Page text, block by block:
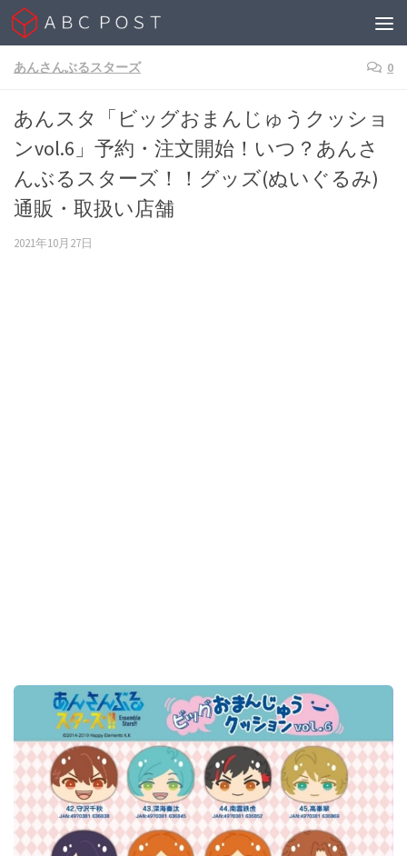
Skip to content
あんさんぶるスターズ 0
あんスタ「ビッグおまんじゅうクッショ
ンvol.6」予約・注文開始！いつ？あんさ
んぶるスターズ！！グッズ(ぬいぐるみ)
通販・取扱い店舗
2021年10月27日